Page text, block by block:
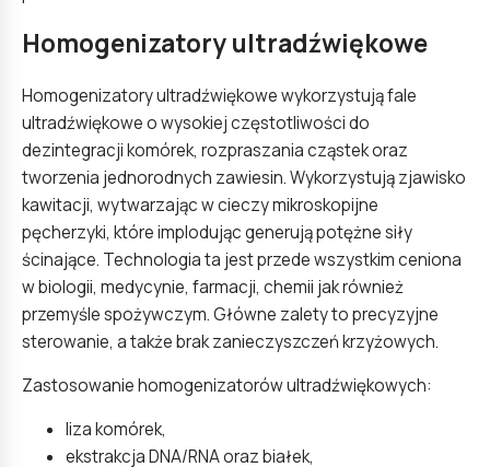
Homogenizatory ultradźwiękowe
Homogenizatory ultradźwiękowe wykorzystują fale
ultradźwiękowe o wysokiej częstotliwości do
dezintegracji komórek, rozpraszania cząstek oraz
tworzenia jednorodnych zawiesin. Wykorzystują zjawisko
kawitacji, wytwarzając w cieczy mikroskopijne
pęcherzyki, które implodując generują potężne siły
ścinające. Technologia ta jest przede wszystkim ceniona
w biologii, medycynie, farmacji, chemii jak również
przemyśle spożywczym. Główne zalety to precyzyjne
sterowanie, a także brak zanieczyszczeń krzyżowych.
Zastosowanie homogenizatorów ultradźwiękowych:
liza komórek,
ekstrakcja DNA/RNA oraz białek,